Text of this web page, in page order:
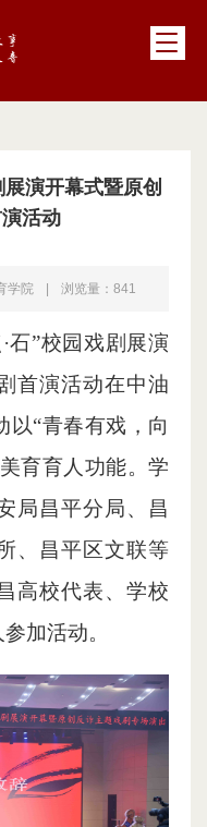
演开幕式暨原创
活动
学院 浏览量： 841
石”校园戏剧展演
首演活动在中油
以“青春有戏，向
育育人功能。学
局昌平分局、昌
、昌平区文联等
高校代表、学校
加活动。